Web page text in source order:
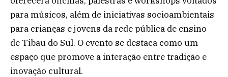
para músicos, além de iniciativas socioambientais
para crianças e jovens da rede pública de ensino
de Tibau do Sul. O evento se destaca como um
espaço que promove a interação entre tradição e
inovação cultural.